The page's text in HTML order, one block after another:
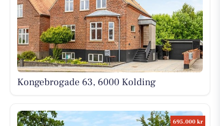
Kongebrogade 63, 6000 Kolding
695.000 kr